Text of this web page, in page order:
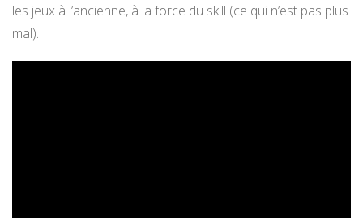
les jeux à l’ancienne, à la force du skill (ce qui n’est pas plus
mal).